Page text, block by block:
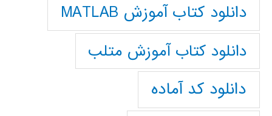
دانلود کتاب آموزش MATLAB
دانلود کتاب آموزش متلب
دانلود کد آماده